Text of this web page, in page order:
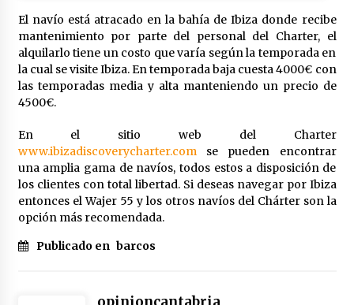
El navío está atracado en la bahía de Ibiza donde recibe
mantenimiento por parte del personal del Charter, el
alquilarlo tiene un costo que varía según la temporada en
la cual se visite Ibiza. En temporada baja cuesta 4000€ con
las temporadas media y alta manteniendo un precio de
4500€.
En el sitio web del Charter
www.ibizadiscoverycharter.comse pueden encontrar
una amplia gama de navíos, todos estos a disposición de
los clientes con total libertad. Si deseas navegar por Ibiza
entonces el Wajer 55 y los otros navíos del Chárter son la
opción más recomendada.
Publicado en barcos